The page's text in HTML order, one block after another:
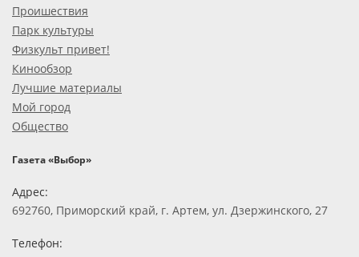
Проишествия
Парк культуры
Физкульт привет!
Кинообзор
Лучшие материалы
Мой город
Общество
Газета «Выбор»
Адрес:
692760, Приморский край, г. Артем, ул. Дзержинского, 27
Телефон: